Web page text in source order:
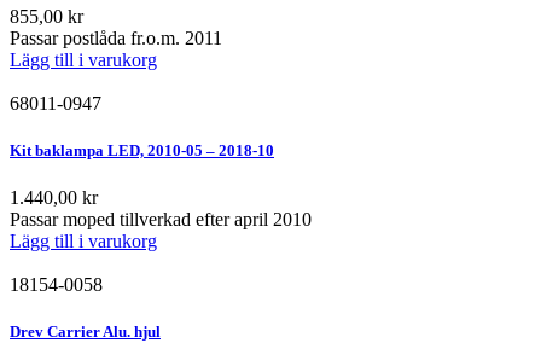
855,00 kr
Passar postlåda fr.o.m. 2011
Lägg till i varukorg
68011-0947
Kit baklampa LED, 2010-05 – 2018-10
1.440,00 kr
Passar moped tillverkad efter april 2010
Lägg till i varukorg
18154-0058
Drev Carrier Alu. hjul